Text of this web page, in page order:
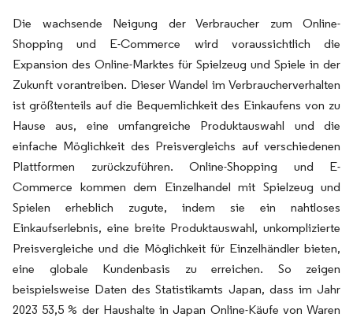
Die wachsende Neigung der Verbraucher zum Online-
Shopping und E-Commerce wird voraussichtlich die
Expansion des Online-Marktes für Spielzeug und Spiele in der
Zukunft vorantreiben. Dieser Wandel im Verbraucherverhalten
ist größtenteils auf die Bequemlichkeit des Einkaufens von zu
Hause aus, eine umfangreiche Produktauswahl und die
einfache Möglichkeit des Preisvergleichs auf verschiedenen
Plattformen zurückzuführen. Online-Shopping und E-
Commerce kommen dem Einzelhandel mit Spielzeug und
Spielen erheblich zugute, indem sie ein nahtloses
Einkaufserlebnis, eine breite Produktauswahl, unkomplizierte
Preisvergleiche und die Möglichkeit für Einzelhändler bieten,
eine globale Kundenbasis zu erreichen. So zeigen
beispielsweise Daten des Statistikamts Japan, dass im Jahr
2023 53,5 % der Haushalte in Japan Online-Käufe von Waren